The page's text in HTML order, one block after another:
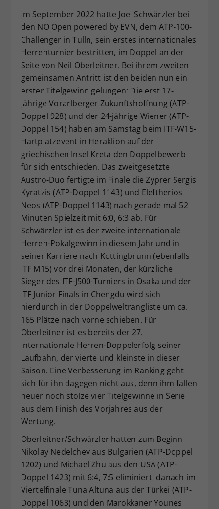
Im September 2022 hatte Joel Schwärzler bei
den NÖ Open powered by EVN, dem ATP-100-
Challenger in Tulln, sein erstes internationales
Herrenturnier bestritten, im Doppel an der
Seite von Neil Oberleitner. Bei ihrem zweiten
gemeinsamen Antritt ist den beiden nun ein
erster Titelgewinn gelungen: Die erst 17-
jährige Vorarlberger Zukunftshoffnung (ATP-
Doppel 928) und der 24-jährige Wiener (ATP-
Doppel 154) haben am Samstag beim ITF-W15-
Hartplatzevent in Heraklion auf der
griechischen Insel Kreta den Doppelbewerb
für sich entschieden. Das zweitgesetzte
Austro-Duo fertigte im Finale die Zyprer Sergis
Kyratzis (ATP-Doppel 1143) und Eleftherios
Neos (ATP-Doppel 1143) nach gerade mal 52
Minuten Spielzeit mit 6:0, 6:3 ab. Für
Schwärzler ist es der zweite internationale
Herren-Pokalgewinn in diesem Jahr und in
seiner Karriere nach Kottingbrunn (ebenfalls
ITF M15) vor drei Monaten, der kürzliche
Sieger des ITF-J500-Turniers in Osaka und der
ITF Junior Finals in Chengdu wird sich
hierdurch in der Doppelweltrangliste um ca.
165 Plätze nach vorne schieben. Für
Oberleitner ist es bereits der 27.
internationale Herren-Doppelerfolg seiner
Laufbahn, der vierte und kleinste in dieser
Saison. Eine Verbesserung im Ranking geht
sich für ihn dagegen nicht aus, denn ihm fallen
heuer noch stolze vier Titelgewinne in Serie
aus dem Finish des Vorjahres aus der
Wertung.
Oberleitner/Schwärzler hatten zum Beginn
Nikolay Nedelchev aus Bulgarien (ATP-Doppel
1202) und Michael Zhu aus den USA (ATP-
Doppel 1423) mit 6:4, 7:5 eliminiert, danach im
Viertelfinale Tuna Altuna aus der Türkei (ATP-
Doppel 1063) und den Marokkaner Younes
Zweck
Dieser Wert speichert Ihre Consent-
Einstellungen. Unter anderem eine
zufällig generierte ID, für die
historische Speicherung Ihrer
vorgenommen Einstellungen, falls der
Webseiten-Betreiber dies eingestellt
hat.